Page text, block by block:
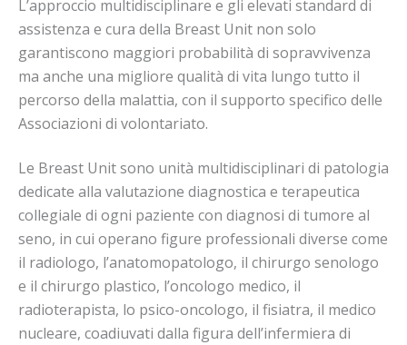
L’approccio multidisciplinare e gli elevati standard di
assistenza e cura della Breast Unit non solo
garantiscono maggiori probabilità di sopravvivenza
ma anche una migliore qualità di vita lungo tutto il
percorso della malattia, con il supporto specifico delle
Associazioni di volontariato.
Le Breast Unit sono unità multidisciplinari di patologia
dedicate alla valutazione diagnostica e terapeutica
collegiale di ogni paziente con diagnosi di tumore al
seno, in cui operano figure professionali diverse come
il radiologo, l’anatomopatologo, il chirurgo senologo
e il chirurgo plastico, l’oncologo medico, il
radioterapista, lo psico-oncologo, il fisiatra, il medico
nucleare, coadiuvati dalla figura dell’infermiera di